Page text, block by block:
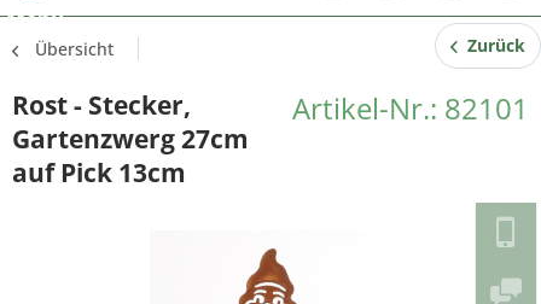
Menü
Übersicht Zurück
Artikel-Nr.: 82101
Rost - Stecker,
Gartenzwerg 27cm
auf Pick 13cm